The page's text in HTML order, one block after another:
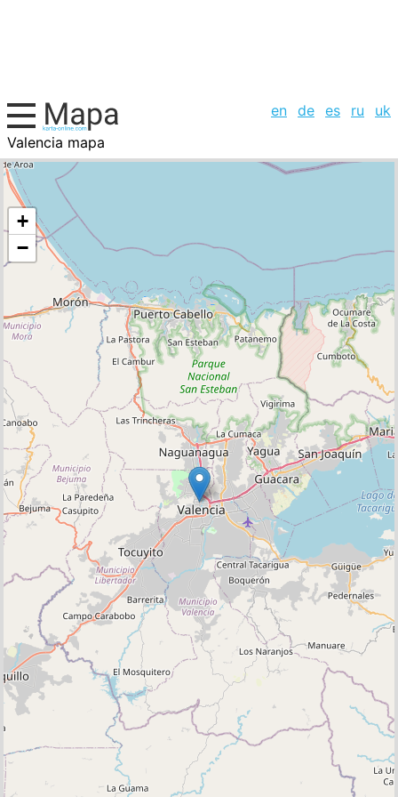
en de es ru
uk
Valencia mapa
Venezuela, la lista de ciudades
+
−